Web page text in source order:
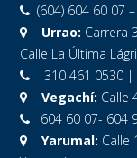
(604) 604 60 07
Urrao: Carrera
Calle La Última
310 461 0530 |
Vegachí: Calle
604 60 07- 604
Yarumal: Calle